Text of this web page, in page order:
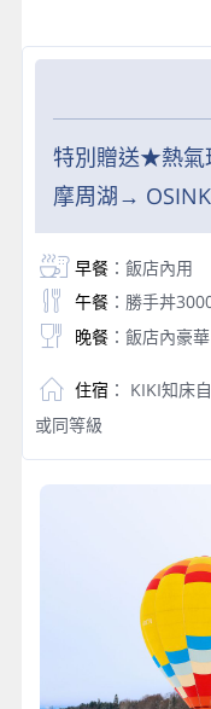
特別贈送★熱
摩周湖→
早餐：飯店內用
午餐：勝手丼
晚餐：飯店內豪
住宿 ： KIKI知床
或同等級